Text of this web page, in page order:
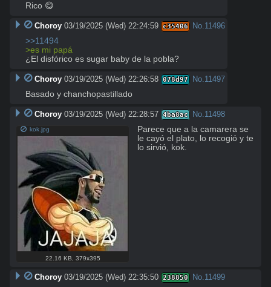
Rico 😋
Choroy 03/19/2025 (Wed) 22:24:59 c35406 No. 11496
>>11494
>es mi papá
¿El disfórico es sugar baby de la pobla?
Choroy 03/19/2025 (Wed) 22:26:58 078d97 No. 11497
Basado y chanchopastillado
Choroy 03/19/2025 (Wed) 22:28:57 4ba8ac No. 11498
kok.jpg
22.16 KB 379x395
Parece que a la camarera se
le cayó el plato, lo recogió y te
lo sirvió, kok.
Choroy 03/19/2025 (Wed) 22:35:50 238850 No.11499